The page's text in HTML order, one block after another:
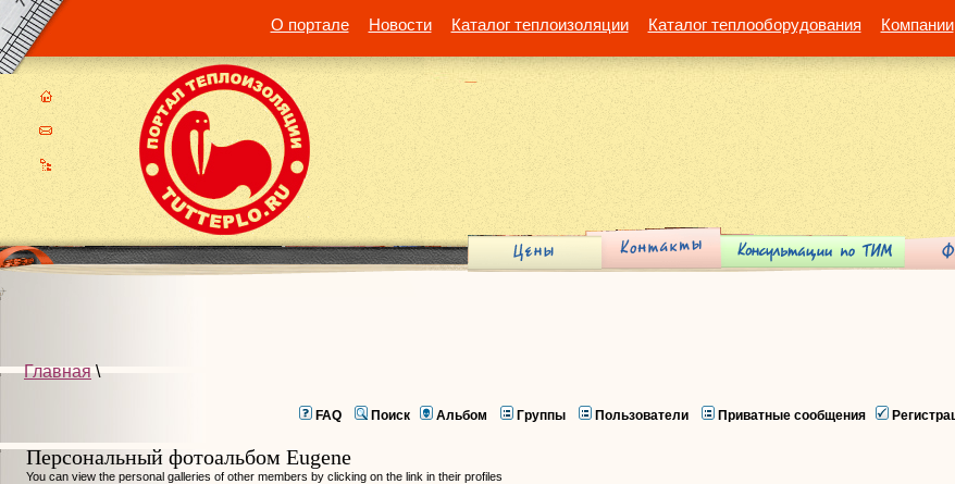
О портале Новости Каталог теплоизоляции Каталог теплооборудования Компании
Главная\
FAQ Поиск Альбом Группы Пользователи Приватные сообщения
Персональный фотоальбом Eugene
You can view the personal galleries of other members by clicking on the link in their profiles